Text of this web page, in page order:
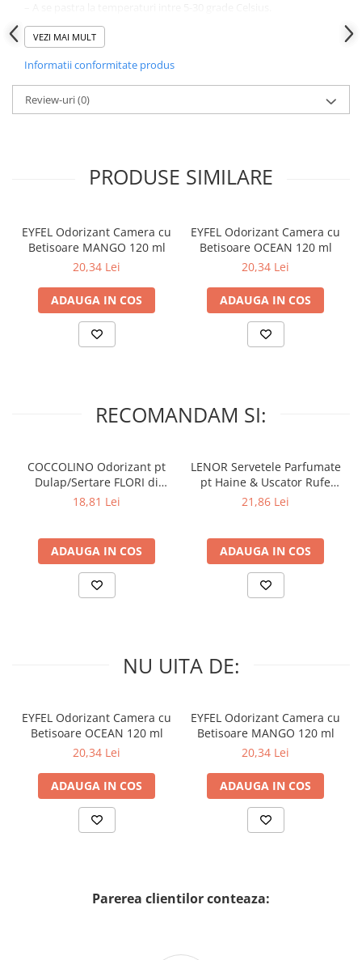
– Nu expuneti la lumina directa a soarelui!
VEZI MAI MULT
Informatii conformitate produs
Review-uri(0)
PRODUSE SIMILARE
EYFEL Odorizant Camera cu
Betisoare MANGO 120 ml
20,34 Lei
ADAUGA IN COS
EYFEL Odorizant Camera cu
Betisoare OCEAN 120 ml
20,34 Lei
ADAUGA IN COS
RECOMANDAM SI:
COCCOLINO Odorizant pt
Dulap/Sertare FLORI di
PRIMAVERA 3 buc
18,81 Lei
ADAUGA IN COS
LENOR Servetele Parfumate
pt Haine & Uscator Rufe
SPRING AWAKENING 34 buc
21,86 Lei
ADAUGA IN COS
NU UITA DE:
EYFEL Odorizant Camera cu
Betisoare OCEAN 120 ml
20,34 Lei
ADAUGA IN COS
EYFEL Odorizant Camera cu
Betisoare MANGO 120 ml
20,34 Lei
ADAUGA IN COS
Parerea clientilor conteaza: